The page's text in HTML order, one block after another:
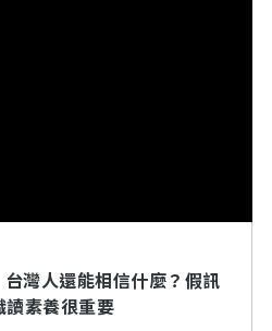
台灣人還能相信什麼？假訊
讀素養很重要